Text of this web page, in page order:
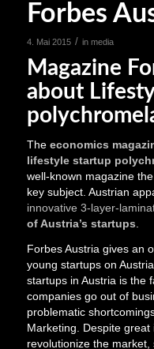
Forbes
4. Mai 2015 / in media
Magazine
about
The economics
lifestyle startup
well-known magazine
key subject. Austrian
innovative 3-layer-
of Austria’s startups
Forbes Austria gives an
young startups on
startups in Austria is the
companies go out of
problematic
Marketing. Despite
revolutionize the